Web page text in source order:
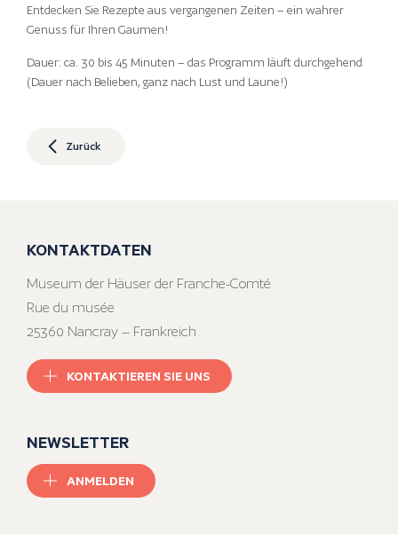
Entdecken Sie Rezepte aus vergangenen Zeiten – ein wahrer
Genuss für Ihren Gaumen!
Dauer: ca. 30 bis 45 Minuten – das Programm läuft durchgehend
(Dauer nach Belieben, ganz nach Lust und Laune!)
Zurück
KONTAKTDATEN
Museum der Häuser der Franche-Comté
Rue du musée
25360 Nancray – Frankreich
KONTAKTIEREN SIE UNS
NEWSLETTER
ANMELDEN